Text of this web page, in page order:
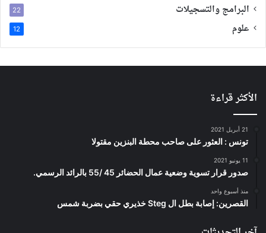
البرامج والتسجيلات 22
علوم 12
الأكثر قراءة
21 أبريل 2021
تونس : العثور على صاحب محطة البنزين مقتولا
11 يونيو 2021
صدور قرار تسوية وضعية عمال الحضائر 45 /55 بالرائد الرسمي.
منذ أسبوع واحد
القصرين: إصابة بطل ال Steg خذيري حقي بضربة شمس